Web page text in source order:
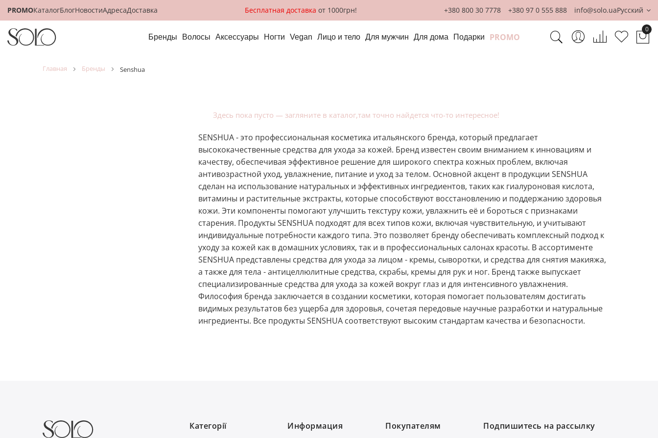
PROMOКаталогБлогНовостиАдресаДоставка Бесплатная доставка от 1000грн! +380 800 30 7778 +380 97 0 555 888 info@solo.uaРусский
Бренды Волосы Аксессуары Ногти Vegan Лицо и тело Для мужчин Для дома Подарки PROMO
0
главная бренды senshua
Здесь пока пусто — загляните в каталог,там точно найдется что-то интересное!
SENSHUA - это профессиональная косметика итальянского бренда, который предлагает
высококачественные средства для ухода за кожей. Бренд известен своим вниманием к инновациям и
качеству, обеспечивая эффективное решение для широкого спектра кожных проблем, включая
антивозрастной уход, увлажнение, питание и уход за телом. Основной акцент в продукции SENSHUA
сделан на использование натуральных и эффективных ингредиентов, таких как гиалуроновая кислота,
витамины и растительные экстракты, которые способствуют восстановлению и поддержанию здоровья
кожи. Эти компоненты помогают улучшить текстуру кожи, увлажнить её и бороться с признаками
старения. Продукты SENSHUA подходят для всех типов кожи, включая чувствительную, и учитывают
индивидуальные потребности каждого типа. Это позволяет бренду обеспечивать комплексный подход к
уходу за кожей как в домашних условиях, так и в профессиональных салонах красоты. В ассортименте
SENSHUA представлены средства для ухода за лицом - кремы, сыворотки, и средства для снятия макияжа,
а также для тела - антицеллюлитные средства, скрабы, кремы для рук и ног. Бренд также выпускает
специализированные средства для ухода за кожей вокруг глаз и для интенсивного увлажнения.
Философия бренда заключается в создании косметики, которая помогает пользователям достигать
видимых результатов без ущерба для здоровья, сочетая передовые научные разработки и натуральные
ингредиенты. Все продукты SENSHUA соответствуют высоким стандартам качества и безопасности.
Категорії Информация Покупателям Подпишитесь на рассылку